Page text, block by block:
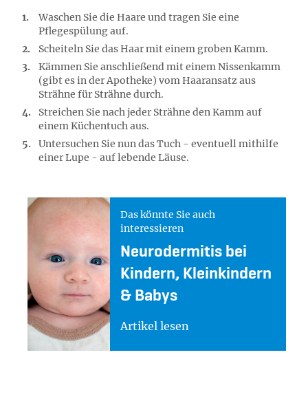
Waschen Sie die Haare und tragen Sie eine
Pflegespülung auf.
Scheiteln Sie das Haar mit einem groben Kamm.
Kämmen Sie anschließend mit einem Nissenkamm
(gibt es in der Apotheke) vom Haaransatz aus
Strähne für Strähne durch.
Streichen Sie nach jeder Strähne den Kamm auf
einem Küchentuch aus.
Untersuchen Sie nun das Tuch - eventuell mithilfe
einer Lupe - auf lebende Läuse.
Das könnte Sie auch
interessieren
Neurodermitis bei
Kindern, Kleinkindern
& Babys
Artikel lesen